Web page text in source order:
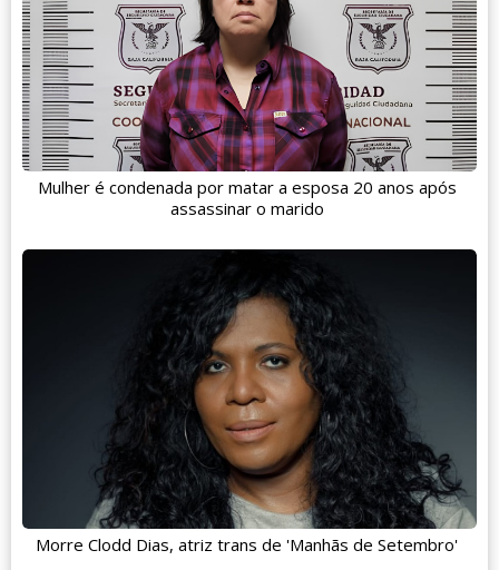
Mulher é condenada por matar a esposa 20 anos após
assassinar o marido
Morre Clodd Dias, atriz trans de 'Manhãs de Setembro'